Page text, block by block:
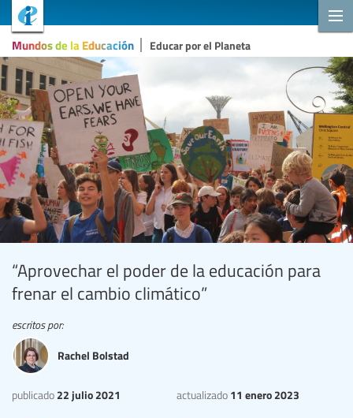
Mundos de la Educación Educar por el Planeta
“Aprovechar el poder de la educación para
frenar el cambio climático”
publicado 22 julio 2021 actualizado 11 enero 2023
escritos por:
Rachel Bolstad